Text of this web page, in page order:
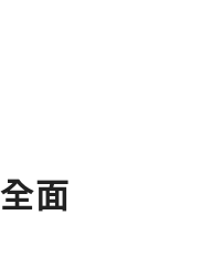
面